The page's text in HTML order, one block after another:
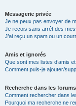
Messagerie privée
Je ne peux pas envoyer de
Je reçois sans arrêt des
J’ai reçu un spam ou un
Amis et ignorés
Que sont mes listes d’amis et
Comment puis-je ajouter/
Recherche dans les forums
Comment rechercher dans
Pourquoi ma recherche ne